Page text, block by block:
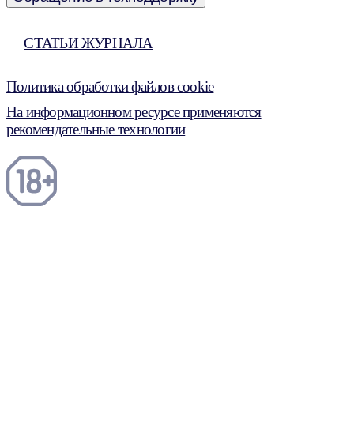
СТАТЬИ ЖУРНАЛА
Политика обработки файлов cookie
На информационном ресурсе применяются
рекомендательные технологии